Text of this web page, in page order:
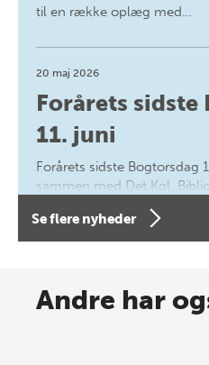
til en række oplæg med…
20 maj 2026
Forårets sidste
11. juni
Forårets sidste Bogtorsdag
sammen med Det Kgl.
forfatterne bag vores nyes…
Spar op til 70%
Se flere nyheder
Andre har